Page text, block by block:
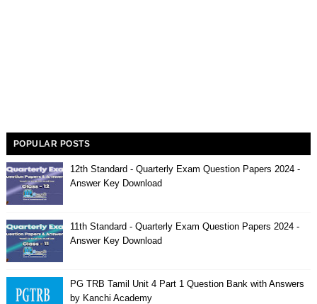
POPULAR POSTS
12th Standard - Quarterly Exam Question Papers 2024 -
Answer Key Download
11th Standard - Quarterly Exam Question Papers 2024 -
Answer Key Download
PG TRB Tamil Unit 4 Part 1 Question Bank with Answers
by Kanchi Academy